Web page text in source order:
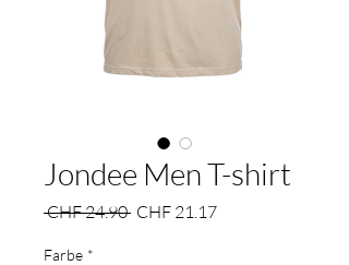
Jondee Men T-shirt
CHF 24.90 Standardpreis
CHF 21.17Sale-
Farbe *